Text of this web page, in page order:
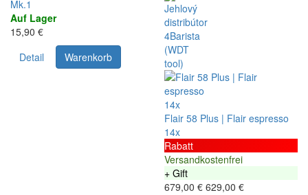
Mk.1
Auf Lager
15,90 €
Detail
Warenkorb
14x
Flair 58 Plus | Flair espresso
14x
Rabatt
Versandkostenfrei
+ Gift
679,00 € 629,00 €